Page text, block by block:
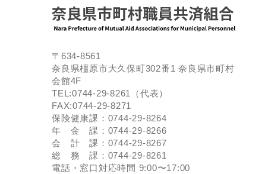
〒634-8561
奈良県橿原市大久保町302番1 奈良県市町村
会館4F
TEL:0744-29-8261（代表）
FAX:0744-29-8271
保険健康課：0744-29-8264
年 金 課：0744-29-8266
会 計 課：0744-29-8267
総 務 課：0744-29-8261
電話・窓口対応時間 9:00〜17:00